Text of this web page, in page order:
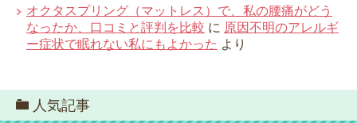
オクタスプリング（マットレス）で、私の腰痛がどう
なったか、口コミと評判を比較 に 原因不明のアレルギ
ー症状で眠れない私にもよかった より
人気記事